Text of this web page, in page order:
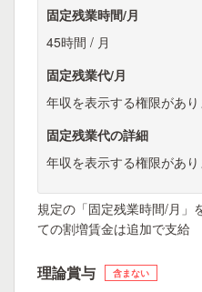
固定残業時間/月
45時間 / 月
固定残業代/月
年収を表示する権限があ
固定残業代の詳細
年収を表示する権限があ
規定の「固定残業時間/月」
ての割増賃金は追加で支給
理論賞与 含まない